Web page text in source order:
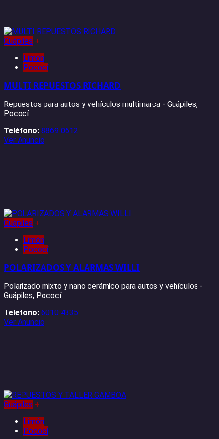
Guápiles +
Limón
Pococí
MULTI REPUESTOS RICHARD
Repuestos para autos y vehículos multimarca - Guápiles,
Pococí
Teléfono: 8869 0612
Ver Anuncio
Guápiles +
Limón
Pococí
POLARIZADOS Y ALARMAS WILLI
Polarizado mixto y nano cerámico para autos y vehículos -
Guápiles, Pococí
Teléfono: 6010 4335
Ver Anuncio
Guápiles +
Limón
Pococí